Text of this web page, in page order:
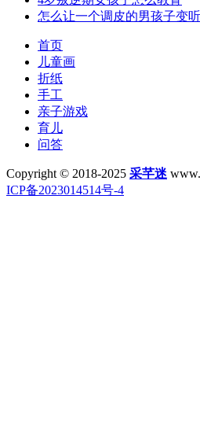
怎么让一个调皮的男孩子变
首页
儿童画
折纸
手工
亲子游戏
育儿
问答
Copyright © 2018-2025 采芊迷
ICP备2023014514号-4